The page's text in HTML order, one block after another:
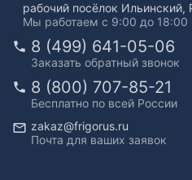
рабочий посёлок Ильинский,
Мы работаем с 9:00 до 18:00
8 (499) 641-05-06
Заказать обратный звонок
8 (800) 707-85-21
Бесплатно по всей России
zakaz@frigorus.ru
Почта для ваших заявок